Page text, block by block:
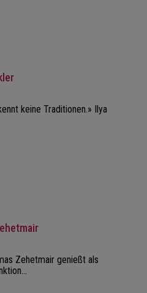
keine Traditionen.» Ilya
Zehetmair genießt als